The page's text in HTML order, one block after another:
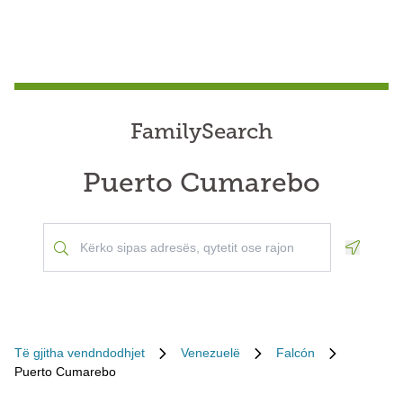
FamilySearch
Puerto Cumarebo
Të gjitha vendndodhjet Venezuelë
Falcón
Puerto Cumarebo